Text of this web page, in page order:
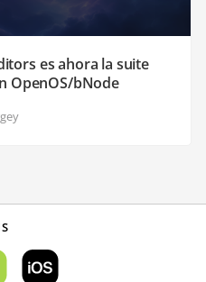
es ahora la suite
OpenOS/bNode